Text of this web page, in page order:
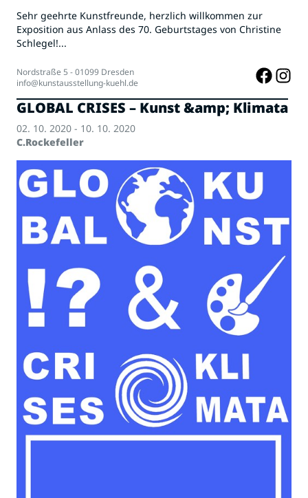
Sehr geehrte Kunstfreunde, herzlich willkommen zur
Exposition aus Anlass des 70. Geburtstages von Christine
Schlegel!...
Nordstraße 5 - 01099 Dresden
info@kunstausstellung-kuehl.de
GLOBAL CRISES – Kunst &amp; Klimata
02. 10. 2020 - 10. 10. 2020
C.Rockefeller